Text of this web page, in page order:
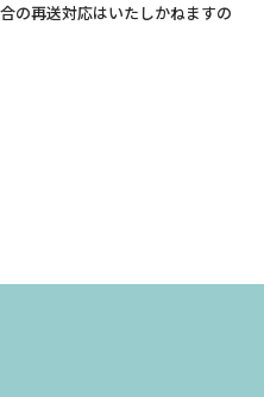
の再送対応はいたしかねますの